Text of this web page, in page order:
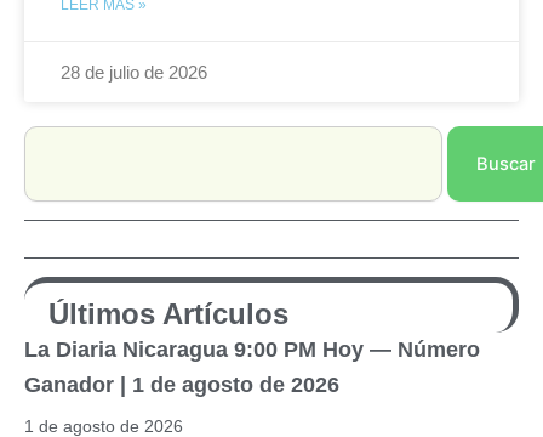
LEER MÁS »
28 de julio de 2026
Search
Buscar
Últimos Artículos
La Diaria Nicaragua 9:00 PM Hoy — Número
Ganador | 1 de agosto de 2026
1 de agosto de 2026